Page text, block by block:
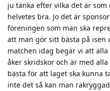
ju tänka efter vilka det är
helvetes bra. Jo det är
föreningen som man ska
att man gör sitt bästa på isen
matchen idag begär vi att
åker skridskor och är med
bästa för att laget ska kunna
inte det så kan man